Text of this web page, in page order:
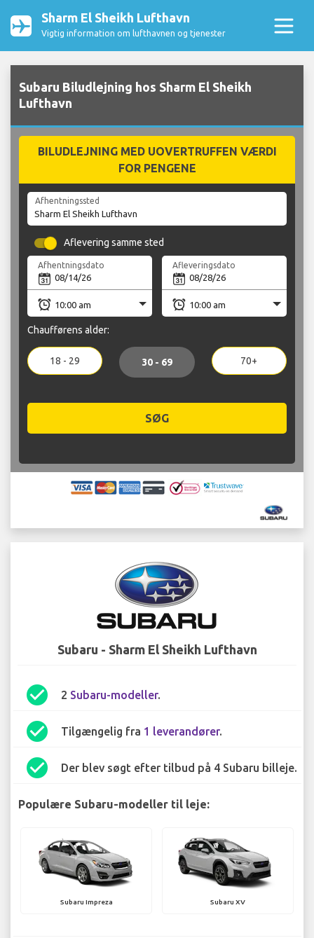
Sharm El Sheikh Lufthavn
Vigtig information om lufthavnen og tjenester
Subaru Biludlejning hos Sharm El Sheikh
Lufthavn
BILUDLEJNING MED UOVERTRUFFEN VÆRDI
FOR PENGENE
Afhentningssted
Aflevering samme sted
Afhentningsdato Afleveringsdato
Chaufførens alder:
18 - 29 30 - 69 70+
SØG
Subaru - Sharm El Sheikh Lufthavn
check_circle 2 Subaru-modeller.
check_circle Tilgængelig fra 1 leverandører.
check_circle Der blev søgt efter tilbud på 4 Subaru billeje.
Populære Subaru-modeller til leje:
Subaru Impreza Subaru XV